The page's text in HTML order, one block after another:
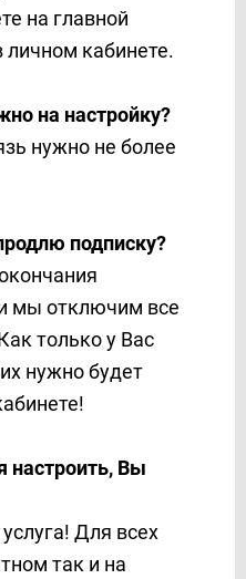
на главной
личном кабинете.
на настройку?
нужно не более
подписку?
мы отключим все
только у Вас
нужно будет
настроить, Вы
Для всех
так и на